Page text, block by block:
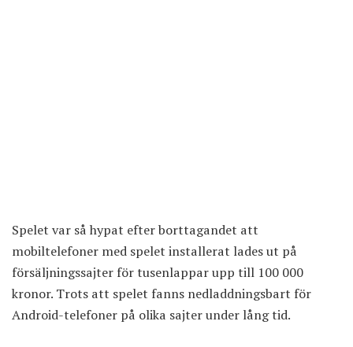
Spelet var så hypat efter borttagandet att
mobiltelefoner med spelet installerat lades ut på
försäljningssajter för tusenlappar upp till 100 000
kronor. Trots att spelet fanns nedladdningsbart för
Android-telefoner på olika sajter under lång tid.